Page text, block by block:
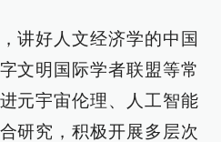
讲好人文经济学的中国
文明国际学者联盟等常
元宇宙伦理、人工智能
研究，积极开展多层次